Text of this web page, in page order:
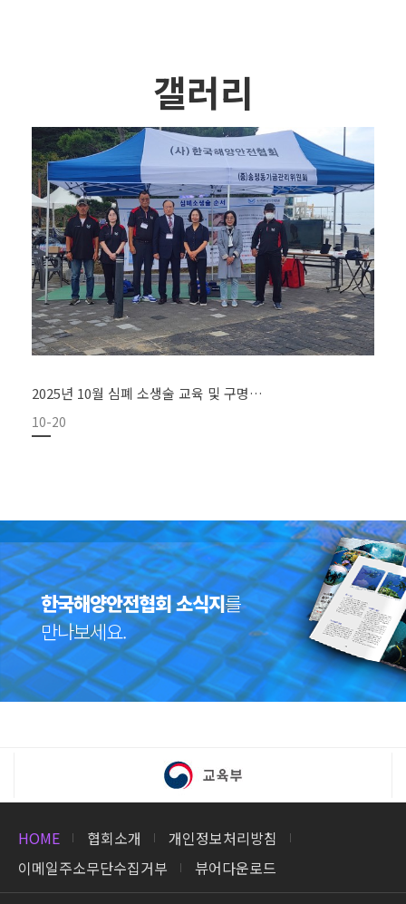
갤러리
2025년 10월 심폐 소생술 교육 및 구명…
10-20
한국해양안전협회소식지를
만나보세요.
HOME 협회소개
개인정보처리방침
이메일주소무단수집거부
뷰어다운로드